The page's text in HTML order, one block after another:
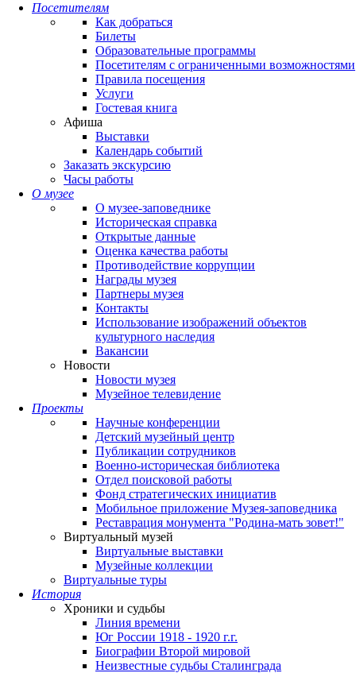
Посетителям
Как добраться
Билеты
Образовательные программы
Посетителям с ограниченными возможностями
Правила посещения
Услуги
Гостевая книга
Афиша
Выставки
Календарь событий
Заказать экскурсию
Часы работы
О музее
О музее-заповеднике
Историческая справка
Открытые данные
Оценка качества работы
Противодействие коррупции
Награды музея
Партнеры музея
Контакты
Использование изображений объектов
культурного наследия
Вакансии
Новости
Новости музея
Музейное телевидение
Проекты
Научные конференции
Детский музейный центр
Публикации сотрудников
Военно-историческая библиотека
Отдел поисковой работы
Фонд стратегических инициатив
Мобильное приложение Музея-заповедника
Реставрация монумента "Родина-мать зовет!"
Виртуальный музей
Виртуальные выставки
Музейные коллекции
Виртуальные туры
История
Хроники и судьбы
Линия времени
Юг России 1918 - 1920 г.г.
Биографии Второй мировой
Неизвестные судьбы Сталинграда